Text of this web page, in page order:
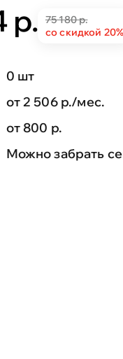
р.
75 180 р.
со скидкой 20%
0 шт
от 2 506 р./мес.
от 800 р.
Можно забрать